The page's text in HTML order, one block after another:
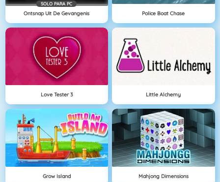
SOLO PARA PC
Ontsnap Uit De Gevangenis Police Boat Chase
Love Tester 3 Little Alchemy
Grow Island Mahjong Dimensions